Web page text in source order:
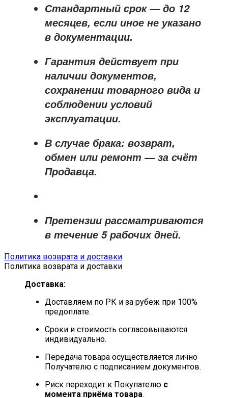
Стандартный срок — до 12
месяцев, если иное не указано
в документации.
Гарантия действует при
наличии документов,
сохранении товарного вида и
соблюдении условий
эксплуатации.
В случае брака: возврат,
обмен или ремонт —за счёт
Продавца.
Претензии рассматриваются
в течение 5 рабочих дней.
Политика возврата и доставки
Политика возврата и доставки
Доставка:
Доставляем по РК и за рубеж при 100%
предоплате.
Сроки и стоимость согласовываются
индивидуально.
Передача товара осуществляется лично
Получателю с подписанием документов.
Риск переходит к Покупателю с
момента приёма товара.